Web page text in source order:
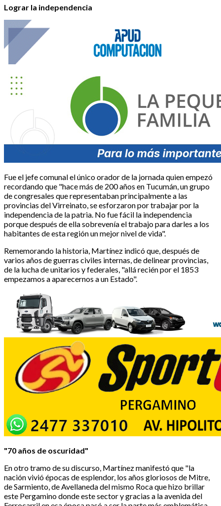
Lograr la independencia
Fue el jefe comunal el único orador de la jornada quien empezó
recordando que "hace más de 200 años en Tucumán, un grupo
de congresales que representaban principalmente a las
provincias del Virreinato, se esforzaron por trabajar por la
independencia de la patria. No fue fácil la independencia
porque después de ella sobrevenía el trabajo para darles a los
habitantes de esta región un mejor nivel de vida".
Rememorando la historia, Martínez indicó que, después de
varios años de guerras civiles internas, de delinear provincias,
de la lucha de unitarios y federales, "allá recién por el 1853
empezamos a aparecernos a un Estado".
"70 años de oscuridad"
En otro tramo de su discurso, Martínez manifestó que "la
nación vivió épocas de esplendor, los años gloriosos de Mitre,
de Sarmiento, de Avellaneda del mismo Roca que hizo brillar
este Pergamino donde este sector y gracias a la avenida del